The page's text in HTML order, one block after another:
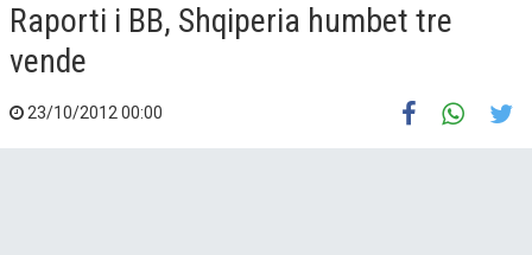
Raporti i BB, Shqiperia humbet tre
vende
23/10/2012 00:00